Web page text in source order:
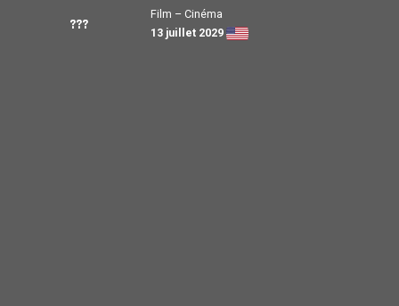
???
Film – Cinéma
13 juillet 2029